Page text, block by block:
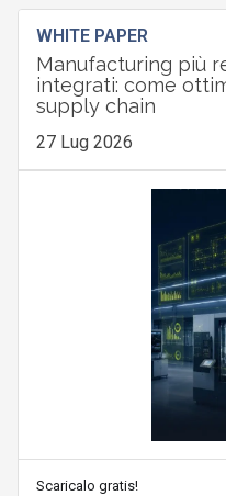
WHITE PAPER
Manufacturing più
integrati: come
supply chain
27 Lug 2026
Scaricalo gratis!